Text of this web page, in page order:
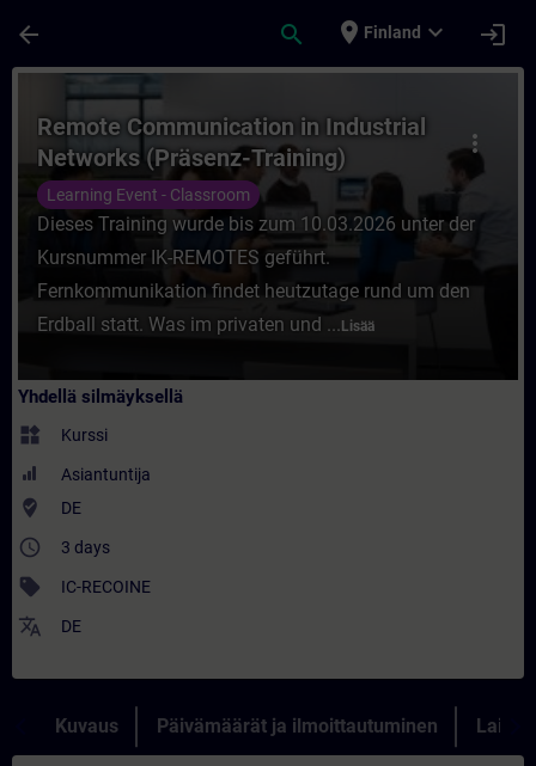
arrow_back search place Finland expand_more login
Kurssi - Remote Communication in
more_vert
Remote Communication in Industrial
Networks (Präsenz-Training)
Learning Event - Classroom
Dieses Training wurde bis zum 10.03.2026 unter der
Kursnummer IK-REMOTES geführt.
Fernkommunikation findet heutzutage rund um den
Erdball statt. Was im privaten und ... Lisää
Yhdellä silmäyksellä
widgets Kurssi
Asiantuntija
where_to_vote DE
access_time 3 days
sell IC-RECOINE
translate DE
Kuvaus Päivämäärät ja ilmoittautuminen